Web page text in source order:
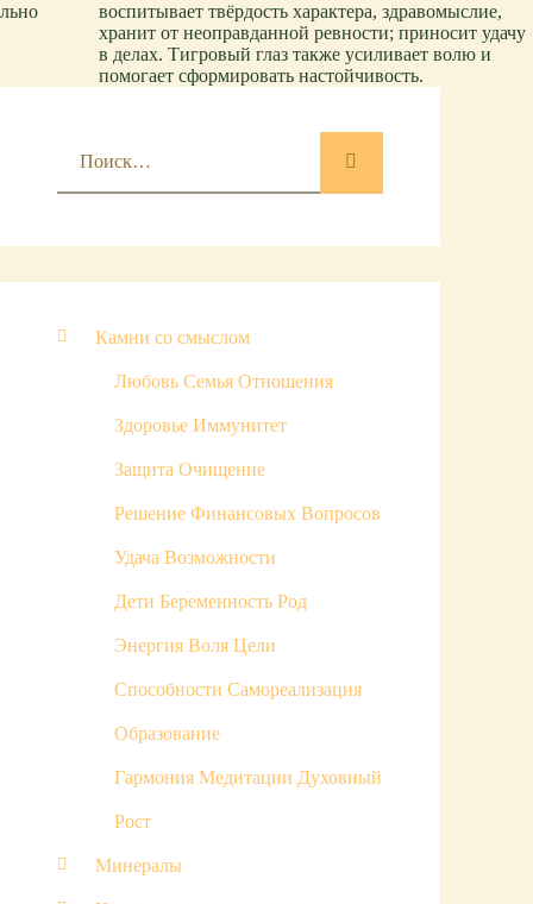
воспитывает твёрдость характера, здравомыслие,
хранит от неоправданной ревности; приносит удачу
в делах. Тигровый глаз также усиливает волю и
помогает сформировать настойчивость.
Камни со смыслом
Любовь Семья Отношения
Здоровье Иммунитет
Защита Очищение
Решение Финансовых Вопросов
Удача Возможности
Дети Беременность Род
Энергия Воля Цели
Способности Самореализация
Образование
Гармония Медитации Духовный
Рост
Минералы